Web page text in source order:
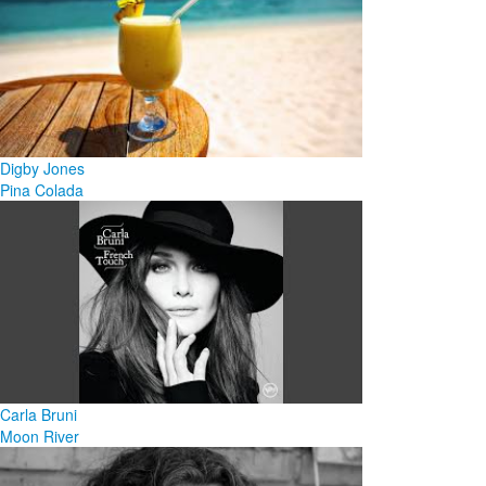
Digby Jones
Pina Colada
Carla Bruni
Moon River